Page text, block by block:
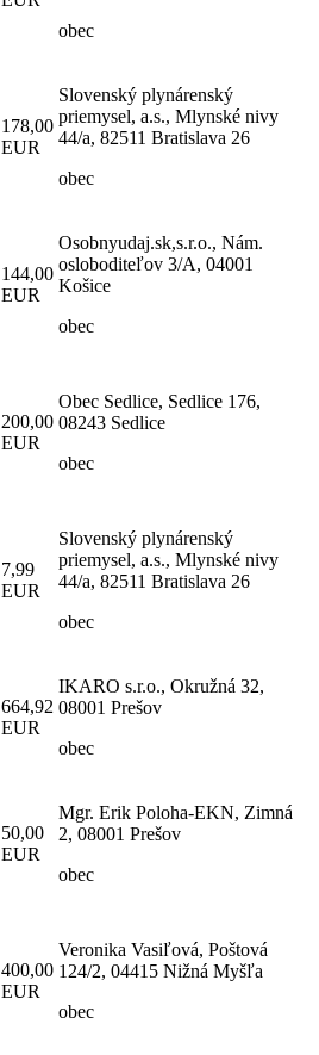
obec
178,00
EUR
Slovenský plynárenský
priemysel, a.s., Mlynské nivy
44/a, 82511 Bratislava 26
obec
144,00
EUR
Osobnyudaj.sk,s.r.o., Nám.
osloboditeľov 3/A, 04001
Košice
obec
200,00
EUR
Obec Sedlice, Sedlice 176,
08243 Sedlice
obec
7,99
EUR
Slovenský plynárenský
priemysel, a.s., Mlynské nivy
44/a, 82511 Bratislava 26
obec
664,92
EUR
IKARO s.r.o., Okružná 32,
08001 Prešov
obec
50,00
EUR
Mgr. Erik Poloha-EKN, Zimná
2, 08001 Prešov
obec
400,00
EUR
Veronika Vasiľová, Poštová
124/2, 04415 Nižná Myšľa
obec